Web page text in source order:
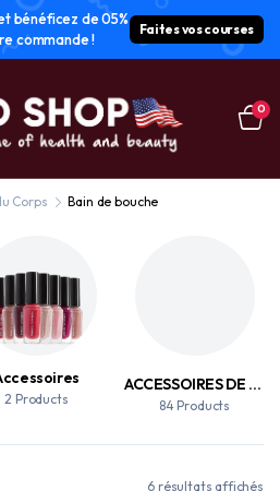
bénéficez de 05%
commande !
Faites vos courses
0
Corps Bain de bouche
2 Products
ACCESSOIRES DE MAQUILLAGE
84 Products
6 résultats affichés